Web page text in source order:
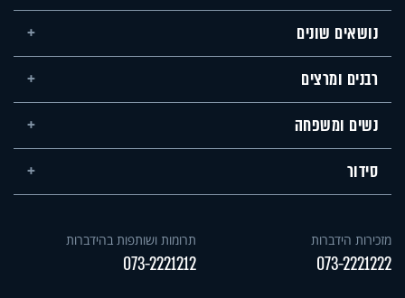
נושאים שונים
רבנים ומרצים
נשים ומשפחה
סידור
מזכירות הידברות
073-2221222
תרומות ושותפות בהידברות
073-2221212